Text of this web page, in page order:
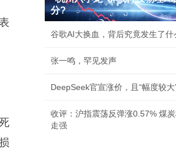
分?
谷歌AI大换血，背后究竟发生了什
张一鸣，罕见发声
DeepSeek官宣涨价，且“幅度较大
收评：沪指震荡反弹涨0.57% 煤
走强